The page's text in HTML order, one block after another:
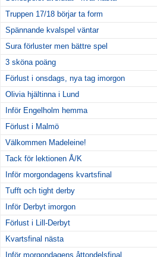
Truppen 17/18 börjar ta form
Spännande kvalspel väntar
Sura förluster men bättre spel
3 sköna poäng
Förlust i onsdags, nya tag imorgon
Olivia hjältinna i Lund
Inför Engelholm hemma
Förlust i Malmö
Välkommen Madeleine!
Tack för lektionen Å/K
Inför morgondagens kvartsfinal
Tufft och tight derby
Inför Derbyt imorgon
Förlust i Lill-Derbyt
Kvartsfinal nästa
Inför morgondagens åttondelsfinal